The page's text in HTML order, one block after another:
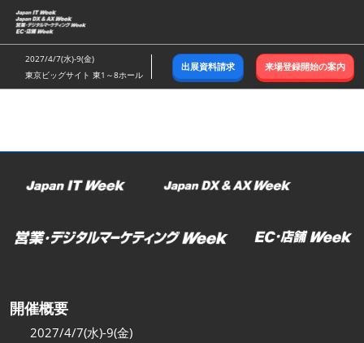
ス
キ
ッ
し
む
2027/4/7(水)-9(金)
東京ビッグサイト 東1～8ホール
出展資料請求 来場登録開始の案内
開催概要
2027/4/7(水)-9(金)